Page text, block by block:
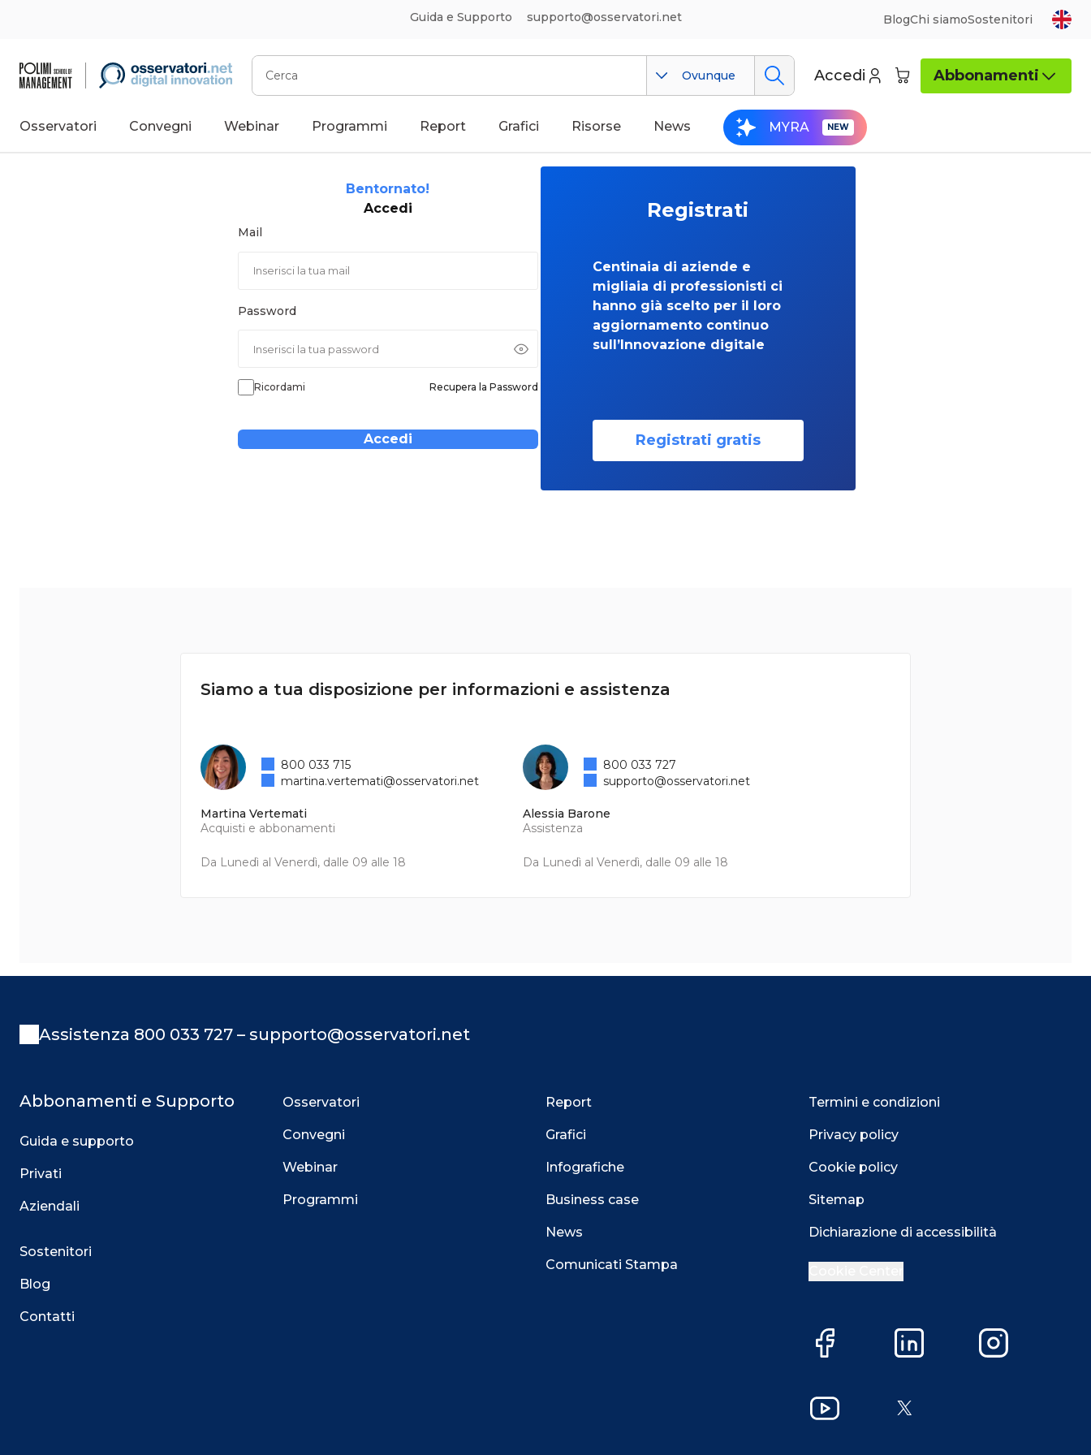
Guida e Supporto supporto@osservatori.net BlogChi siamoSostenitori
Cerca
Ovunque Accedi Abbonamenti
Osservatori Convegni Webinar Programmi Report Grafici Risorse News MYRA
Bentornato!
Accedi
Mail
Password
Ricordami Recupera la Password
Accedi
Registrati
Centinaia di aziende e
migliaia di professionisti ci
hanno già scelto per il loro
aggiornamento continuo
sull’Innovazione digitale
Registrati gratis
Siamo a tua disposizione per informazioni e assistenza
Martina Vertemati
Acquisti e abbonamenti
Da Lunedì al Venerdì, dalle 09 alle 18
800 033 715
martina.vertemati@osservatori.net
Alessia Barone
Assistenza
Da Lunedì al Venerdì, dalle 09 alle 18
800 033 727
supporto@osservatori.net
Assistenza 800 033 727 – supporto@osservatori.net
Abbonamenti e Supporto
Guida e supporto
Privati
Aziendali
Sostenitori
Blog
Contatti
Osservatori
Convegni
Webinar
Programmi
Report
Grafici
Infografiche
Business case
News
Comunicati Stampa
Termini e condizioni
Privacy policy
Cookie policy
Sitemap
Dichiarazione di accessibilità
Facebook LinkedIn Instagram
YouTube X
Accetta Più opzioni